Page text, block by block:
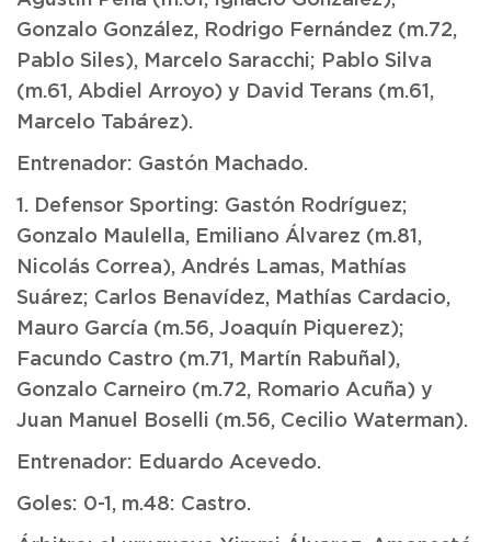
Gonzalo González, Rodrigo Fernández (m.72,
Pablo Siles), Marcelo Saracchi; Pablo Silva
(m.61, Abdiel Arroyo) y David Terans (m.61,
Marcelo Tabárez).
Entrenador: Gastón Machado.
1. Defensor Sporting: Gastón Rodríguez;
Gonzalo Maulella, Emiliano Álvarez (m.81,
Nicolás Correa), Andrés Lamas, Mathías
Suárez; Carlos Benavídez, Mathías Cardacio,
Mauro García (m.56, Joaquín Piquerez);
Facundo Castro (m.71, Martín Rabuñal),
Gonzalo Carneiro (m.72, Romario Acuña) y
Juan Manuel Boselli (m.56, Cecilio Waterman).
Entrenador: Eduardo Acevedo.
Goles: 0-1, m.48: Castro.